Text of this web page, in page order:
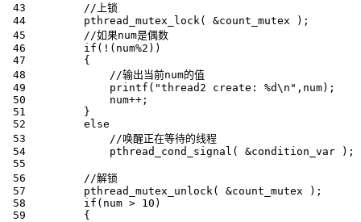
43         //上锁
44         pthread_mutex_lock( &count_mutex );
45         //如果num是偶数
46         if(!(num%2))
47         {
48             //输出当前num的值
49             printf("thread2 create: %d\n",num);
50             num++;
51         }
52         else
53             //唤醒正在等待的线程
54             pthread_cond_signal( &condition_var );
55
56         //解锁
57         pthread_mutex_unlock( &count_mutex );
58         if(num > 10)
59         {